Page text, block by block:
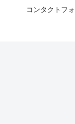
コンタクトフ